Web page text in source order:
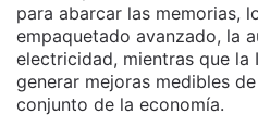
para abarcar las memorias,
empaquetado avanzado, la
electricidad, mientras que la
generar mejoras medibles
conjunto de la economía.